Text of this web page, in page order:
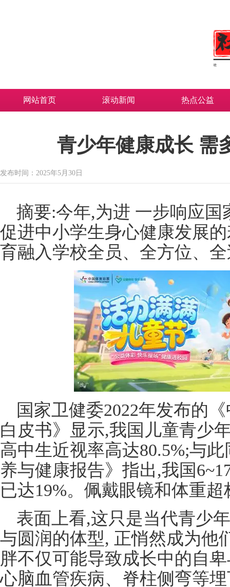
网站首页 滚动新闻 热点公益
青少年健康成长 需
发布时间：2025年5月30日
摘要:今年,为进 一步响应
促进中小学生身心健康发展
育融入学校全员、全方位、
国家卫健委2022年发布的
白皮书》显示,我国儿童青少
高中生近视率高达80.5%;与
养与健康报告》指出,我国
已达19%。佩戴眼镜和体重
表面上看,这只是当代青少
与圆润的体型, 正悄然成为他
胖不仅可能导致成长中的自
心脑血管疾病、脊柱侧弯等